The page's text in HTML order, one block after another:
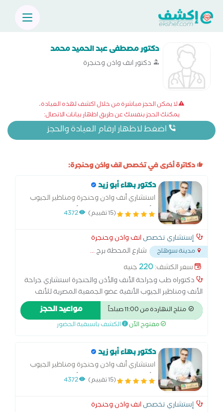
دكتور مصطفى عبد الحميد محمد
دكتور انف واذن وحنجرة
لا يمكن الحجز مباشرة من خلال اكشف لهذه العيادة،
يمكنك الحجز بنفسك عن طريق اظهار بيانات الاتصال:
اضغط لاظهار ارقام العيادة والحجز
دكاترة أخرى في تخصص انف واذن وحنجرة:
دكتور بهاء أبو زيد
استشاري أنف واذن وحنجرة ومناظير الجيوب
الأنفية مدرس بكلية طب الأزهر القاهرة
(15 تقييم) 4372
إستشاري تخصصانف واذن وحنجرة
مدينة سوهاج شارع المحطة برج...
سعر الكشف:220جنيه
دكتوراه طب وجراحة الأنف والأذن والحنجرة استشاري جراحة
الأنف ومناظير الجيوب الأنفية عضو الجمعية المصرية للأنف
والأذن والحنجرة مدرس بكلية طب الأزهر - القاهرة خبرة 15 عام
فى أمراض وعمليات الأنف والأذن والحنجرة داخل وخارج مصر
متاح النهاردة من 11:00 صباحاً مواعيد الحجز
مفتوح الآن الكشف باسبقية الحضور
دكتور بهاء أبو زيد
استشاري أنف واذن وحنجرة ومناظير الجيوب
الأنفية مدرس بكلية طب الأزهر القاهرة
(15 تقييم) 4372
إستشاري تخصصانف واذن وحنجرة